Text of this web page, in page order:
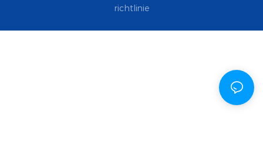
richtlinie